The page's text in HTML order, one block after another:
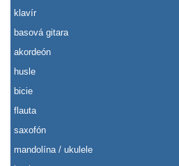
klavír
basová gitara
akordeón
husle
bicie
flauta
saxofón
mandolína / ukulele